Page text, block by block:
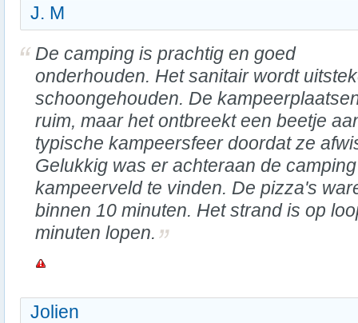
J. M
De camping is prachtig en goed
onderhouden. Het sanitair wordt
schoongehouden. De
ruim, maar het ontbreekt een beetje
typische kampeersfeer doordat ze
Gelukkig was er achteraan de
kampeerveld te vinden. De pizza's
binnen 10 minuten. Het strand is op
minuten lopen.
Jolien